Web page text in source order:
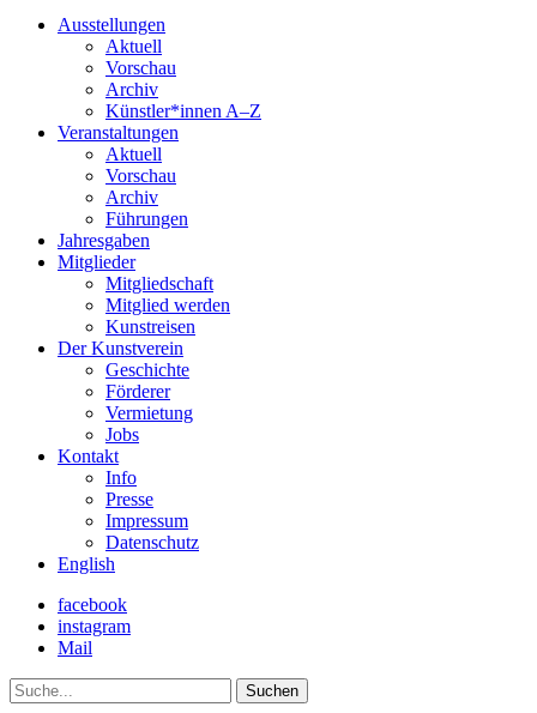
Ausstellungen
Aktuell
Vorschau
Archiv
Künstler*innen A–Z
Veranstaltungen
Aktuell
Vorschau
Archiv
Führungen
Jahresgaben
Mitglieder
Mitgliedschaft
Mitglied werden
Kunstreisen
Der Kunstverein
Geschichte
Förderer
Vermietung
Jobs
Kontakt
Info
Presse
Impressum
Datenschutz
English
facebook
instagram
Mail
Suche